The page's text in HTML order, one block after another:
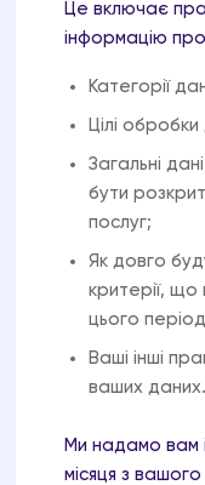
Це включає
інформацію
Категорії
Цілі
Загальні
бути
послуг;
Як довго
критерії, що
цього
Ваші інші
ваших даних.
Ми надамо вам
місяця з